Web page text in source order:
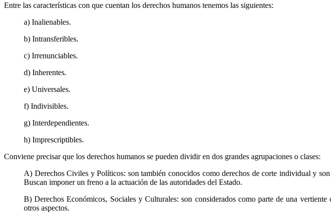
Entre las características con que cuentan los derechos humanos tenemos las siguientes:
a) Inalienables.
b) Intransferibles.
c) Irrenunciables.
d) Inherentes.
e) Universales.
f) Indivisibles.
g) Interdependientes.
h) Imprescriptibles.
Conviene precisar que los derechos humanos se pueden dividir en dos grandes agrupaciones o clases:
A) Derechos Civiles y Políticos: son también conocidos como derechos de corte individual y
Buscan imponer un freno a la actuación de las autoridades del Estado.
B) Derechos Económicos, Sociales y Culturales: son considerados como parte de una
otros aspectos.